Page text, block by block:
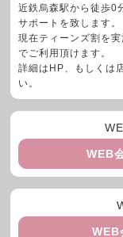
近鉄烏森駅から徒歩0
サポートを致します。
現在ティーンズ割を
でご利用頂けます。
詳細はHP、もしくは
い。
WEB
WEB